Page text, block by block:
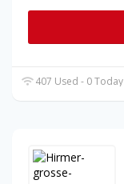
407 Used - 0 Today